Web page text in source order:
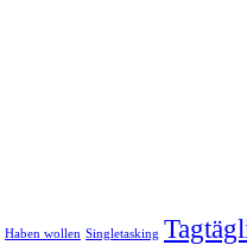
Haben wollen Singletasking